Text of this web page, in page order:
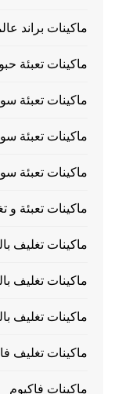
ماكينات براند
ماكينات تعبئة
ماكينات تعبئة
ماكينات تعبئة
ماكينات تعبئة
ماكينات تعبئة و
ماكينات تغليف
ماكينات تغليف
ماكينات تغليف
ماكينات تغليف
ماكينات فاكيوم